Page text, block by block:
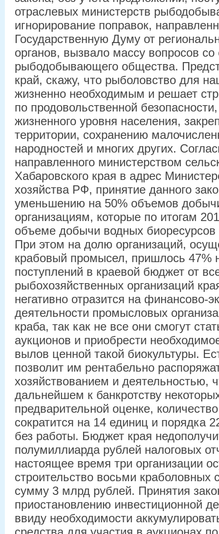
отраслевых министерств
игнорирование поправок,
Государственную Думу от
органов, вызвало массу вопросов со
рыбодобывающего общества.
край, скажу, что рыболовство для
жизненно необходимым и решает
по продовольственной
жизненного уровня населения,
территории, сохранению
народностей и многих других.
направленного министерством
Хабаровского края в адрес
хозяйства РФ, принятие данного
уменьшению на 50% объемов
организациям, которые по итогам
объеме добычи водных
При этом на долю организаций,
крабовый промысел, пришлось 47%
поступлений в краевой бюджет от
рыбохозяйственных организаций
негативно отразится на финансово-
деятельности промысловых
краба, так как не все они смогут
аукционов и приобрести
вылов ценной такой биокультуры.
позволит им рентабельно
хозяйствованием и деятельностью,
дальнейшем к банкротству
предварительной оценке,
сократится на 14 единиц и порядка
без работы. Бюджет края
полумиллиарда рублей налоговых
настоящее время три организации
строительство восьми
сумму 3 млрд рублей. Принятия
приостановлению инвестиционной
ввиду необходимости